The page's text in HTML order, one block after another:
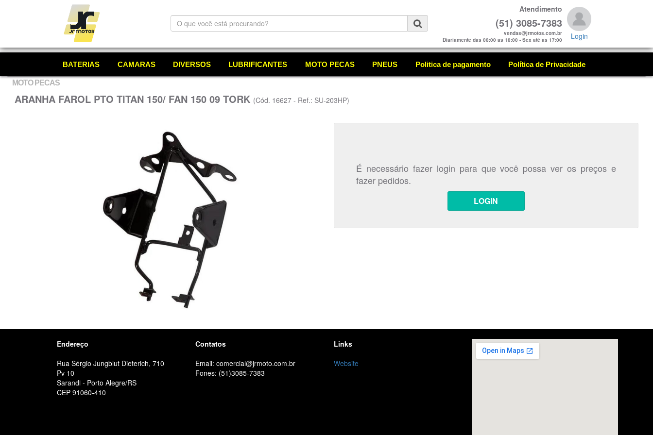
O
que
está
Atendimento
(51) 3085-7383
vendas@jrmotos.com.br
Diariamente das 08:00 as 18:00 - Sex até as 17:00
Login
BATERIAS CAMARAS DIVERSOS LUBRIFICANTES MOTO PECAS PNEUS Politica de pagamento Política de Privacidade
MOTO PECAS
ARANHA FAROL PTO TITAN 150/ FAN 150 09 TORK (Cód. 16627 - Ref.: SU-203HP)
É necessário fazer login para que você possa ver os preços e
fazer pedidos.
LOGIN
Endereço
Rua Sérgio Jungblut Dieterich, 710
Pv 10
Sarandi - Porto Alegre/RS
CEP 91060-410
Contatos
Email: comercial@jrmoto.com.br
Fones: (51)3085-7383
Links
Website